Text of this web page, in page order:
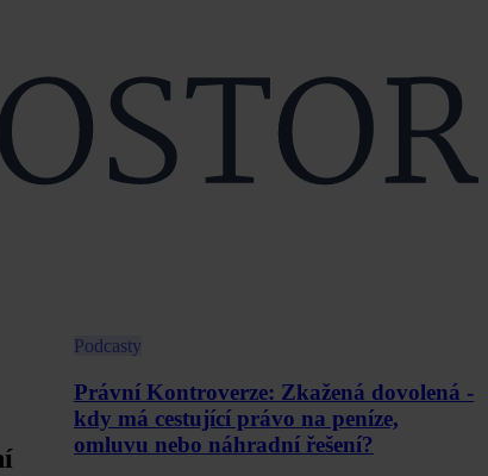
Podcasty
Právní Kontroverze: Zkažená dovolená -
kdy má cestující právo na peníze,
omluvu nebo náhradní řešení?